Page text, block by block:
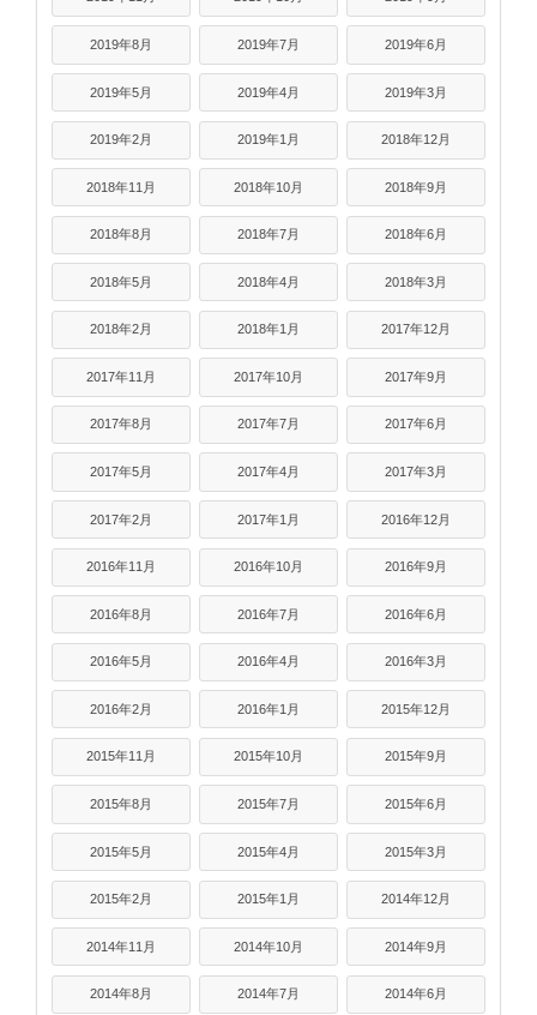
2019年8月 2019年7月 2019年6月
2019年5月 2019年4月 2019年3月
2019年2月 2019年1月 2018年12月
2018年11月 2018年10月 2018年9月
2018年8月 2018年7月 2018年6月
2018年5月 2018年4月 2018年3月
2018年2月 2018年1月 2017年12月
2017年11月 2017年10月 2017年9月
2017年8月 2017年7月 2017年6月
2017年5月 2017年4月 2017年3月
2017年2月 2017年1月 2016年12月
2016年11月 2016年10月 2016年9月
2016年8月 2016年7月 2016年6月
2016年5月 2016年4月 2016年3月
2016年2月 2016年1月 2015年12月
2015年11月 2015年10月 2015年9月
2015年8月 2015年7月 2015年6月
2015年5月 2015年4月 2015年3月
2015年2月 2015年1月 2014年12月
2014年11月 2014年10月 2014年9月
2014年8月 2014年7月 2014年6月